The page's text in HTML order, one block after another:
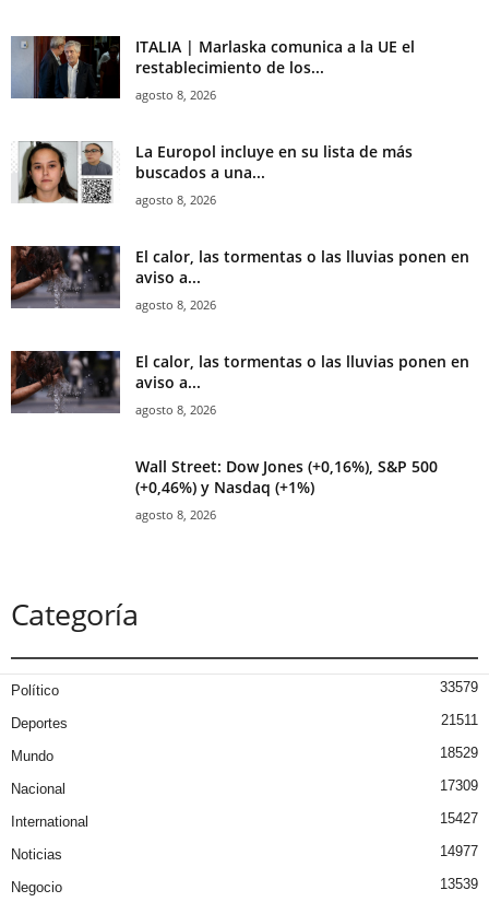
ITALIA | Marlaska comunica a la UE el
restablecimiento de los...
agosto 8, 2026
La Europol incluye en su lista de más
buscados a una...
agosto 8, 2026
El calor, las tormentas o las lluvias ponen en
aviso a...
agosto 8, 2026
El calor, las tormentas o las lluvias ponen en
aviso a...
agosto 8, 2026
Wall Street: Dow Jones (+0,16%), S&P 500
(+0,46%) y Nasdaq (+1%)
agosto 8, 2026
Categoría
Político 33579
Deportes 21511
Mundo 18529
Nacional 17309
International 15427
Noticias 14977
Negocio 13539